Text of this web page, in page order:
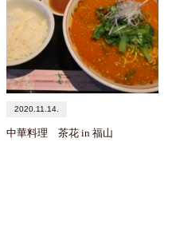
2020.11.14.
中華料理 茶花 in 福山